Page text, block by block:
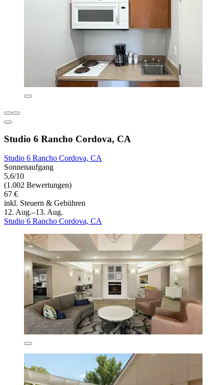
Studio 6 Rancho Cordova, CA
Studio 6 Rancho Cordova, CA
Sonnenaufgang
5,6/10
(1.002 Bewertungen)
67 €
inkl. Steuern & Gebühren
12. Aug.–13. Aug.
Studio 6 Rancho Cordova, CA